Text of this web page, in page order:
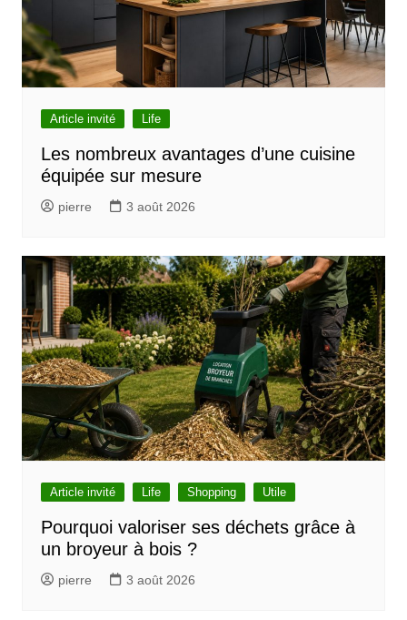
o
n
d
e
i
l
e
Article invité Life
Les nombreux avantages d’une cuisine
équipée sur mesure
pierre 3 août 2026
Article invité Life Shopping Utile
Pourquoi valoriser ses déchets grâce à
un broyeur à bois ?
pierre 3 août 2026